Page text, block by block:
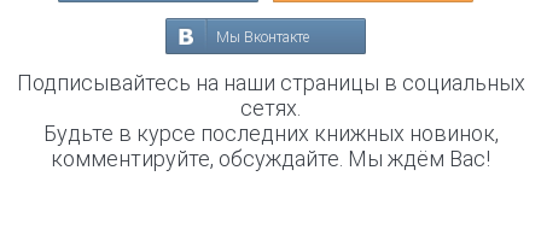
Мы Вконтакте
Подписывайтесь на наши страницы в социальных
сетях.
Будьте в курсе последних книжных новинок,
комментируйте, обсуждайте. Мы ждём Вас!